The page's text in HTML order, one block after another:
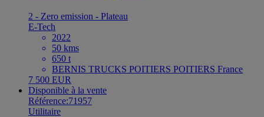
2 - Zero emission - Plateau
E-Tech
2022
50 kms
650 t
BERNIS TRUCKS POITIERS POITIERS France
7 500 EUR
Disponible à la vente
Référence:71957
Utilitaire